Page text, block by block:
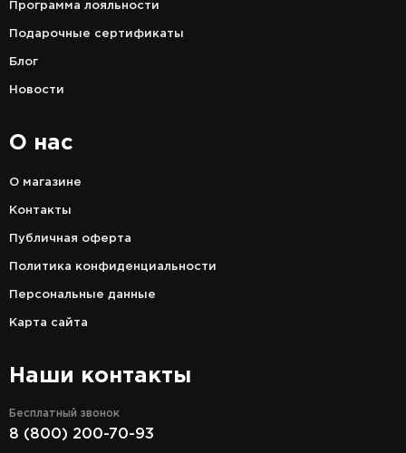
Программа лояльности
Подарочные сертификаты
Блог
Новости
О нас
О магазине
Контакты
Публичная оферта
Политика конфиденциальности
Персональные данные
Карта сайта
Наши контакты
Бесплатный звонок
8 (800) 200-70-93